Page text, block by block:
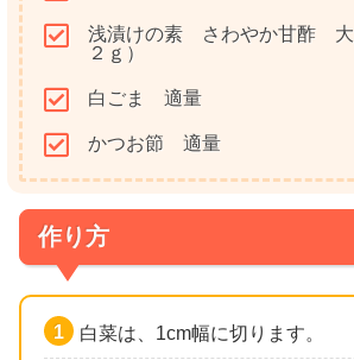
浅漬けの素 さわやか甘酢 大
２ｇ）
白ごま 適量
かつお節 適量
作り方
白菜は、1cm幅に切ります。